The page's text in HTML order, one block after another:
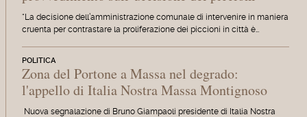
“La decisione dell’amministrazione comunale di intervenire in maniera
cruenta per contrastare la proliferazione dei piccioni in città è…
POLITICA
Zona del Portone a Massa nel degrado:
l'appello di Italia Nostra Massa Montignoso
Nuova segnalazione di Bruno Giampaoli presidente di Italia Nostra